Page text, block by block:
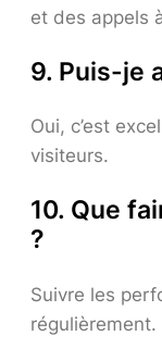
et des appels
9. Puis-je
Oui, c’est
visiteurs.
10. Que
?
Suivre les
régulièrement.